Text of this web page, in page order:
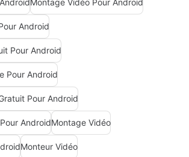
Montage Vidéo Pour Android
Android
Pour Android
Pour Android
Pour Android
AndroidMontage Vidéo
Monteur Vidéo